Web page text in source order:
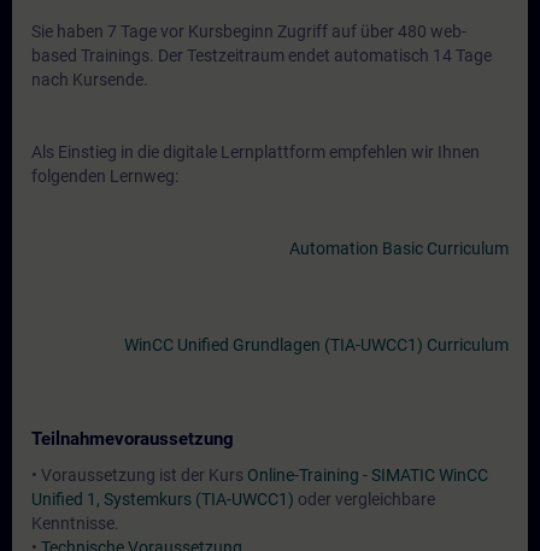
Sie haben 7 Tage vor Kursbeginn Zugriff auf über 480 web-
based Trainings. Der Testzeitraum endet automatisch 14 Tage
nach Kursende.
Als Einstieg in die digitale Lernplattform empfehlen wir Ihnen
folgenden Lernweg:
Automation Basic Curriculum
WinCC Unified Grundlagen (TIA-UWCC1) Curriculum
Teilnahmevoraussetzung
• Voraussetzung ist der Kurs Online-Training - SIMATIC WinCC
Unified 1, Systemkurs (TIA-UWCC1) oder vergleichbare
Kenntnisse.